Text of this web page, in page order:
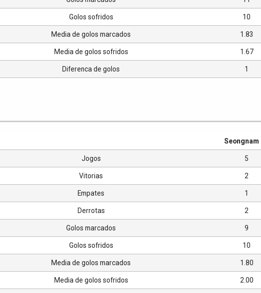
Golos sofridos 10
Media de golos marcados 1.83
Media de golos sofridos 1.67
Diferenca de golos 1
Seongnam
Jogos 5
Vitorias 2
Empates 1
Derrotas 2
Golos marcados 9
Golos sofridos 10
Media de golos marcados 1.80
Media de golos sofridos 2.00